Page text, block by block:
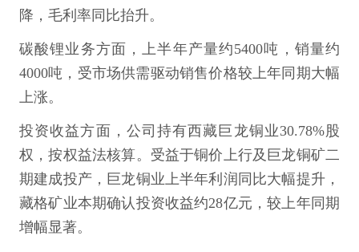
降，毛利率同比抬升。
碳酸锂业务方面，上半年产量约5400吨，销量约
4000吨，受市场供需驱动销售价格较上年同期大幅
上涨。
投资收益方面，公司持有西藏巨龙铜业30.78%股
权，按权益法核算。受益于铜价上行及巨龙铜矿二
期建成投产，巨龙铜业上半年利润同比大幅提升，
藏格矿业本期确认投资收益约28亿元，较上年同期
增幅显著。